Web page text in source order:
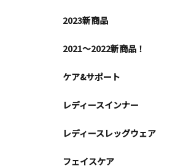
2023新商品
2021～2022新商品！
ケア&サポート
レディースインナー
レディースレッグウェア
フェイスケア